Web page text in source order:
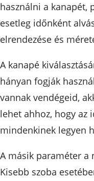
használni a kanapét,
esetleg időnként
elrendezése és
A kanapé
hányan fogják
vannak vendégeid,
lehet ahhoz, hogy az
mindenkinek legyen
A másik paraméter a
Kisebb szoba